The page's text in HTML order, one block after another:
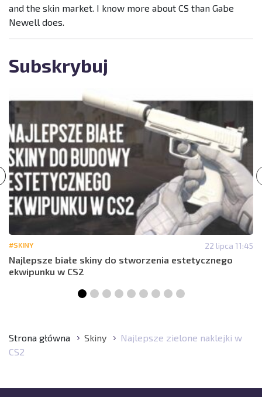
and the skin market. I know more about CS than Gabe
Newell does.
Subskrybuj
#SKINY 22 lipca 11:45
Najlepsze białe skiny do stworzenia estetycznego
ekwipunku w CS2
Strona główna Skiny
Najlepsze zielone naklejki w
CS2